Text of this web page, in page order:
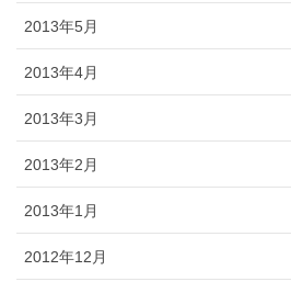
2013年5月
2013年4月
2013年3月
2013年2月
2013年1月
2012年12月